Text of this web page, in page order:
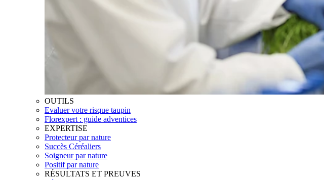
OUTILS
Evaluer votre risque taupin
Florexpert : guide adventices
EXPERTISE
Protecteur par nature
Succès Céréaliers
Soigneur par nature
Positif par nature
RÉSULTATS ET PREUVES